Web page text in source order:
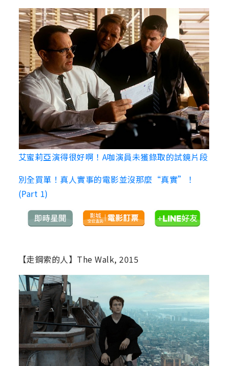
艾蜜莉亞演得很好啊！A咖演員未獲錄取的試鏡片段
別全買單！真人實事的電影並沒那麼“真實”！
(Part 1)
【走鋼索的人】The Walk, 2015